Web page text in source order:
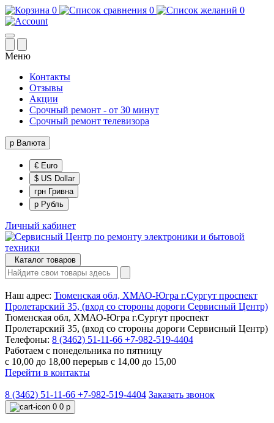
0 0 0
Меню
Контакты
Отзывы
Акции
Срочный ремонт - от 30 минут
Срочный ремонт телевизора
р Валюта
€ Euro
$ US Dollar
грн Гривна
р Рубль
Личный кабинет
Каталог товаров
Наш адрес: Тюменская обл, ХМАО-Югра г.Сургут проспект
Пролетарский 35, (вход со стороны дороги Сервисный Центр)
Тюменская обл, ХМАО-Югра г.Сургут проспект
Пролетарский 35, (вход со стороны дороги Сервисный Центр)
Телефоны: 8 (3462) 51-11-66 +7-982-519-4404
Работаем с понедельника по пятницу
с 10,00 до 18,00 перерыв с 14,00 до 15,00
Перейти в контакты
8 (3462) 51-11-66 +7-982-519-4404 Заказать звонок
0 0 р